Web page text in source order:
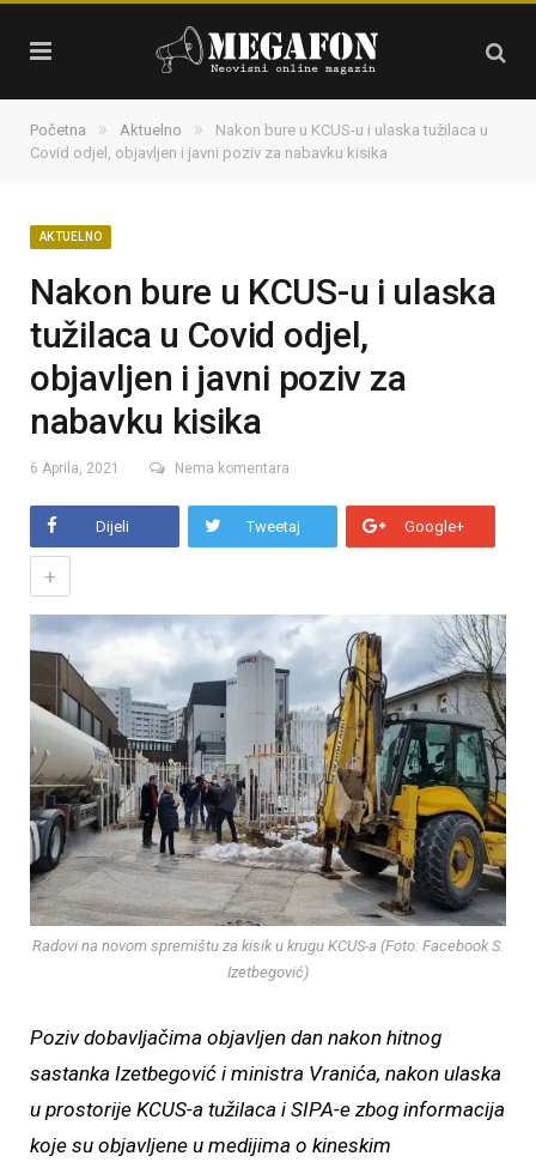
Početna » Aktuelno »
Nakon bure u KCUS-u i ulaska tužilaca u
Covid odjel, objavljen i javni poziv za nabavku kisika
AKTUELNO
Nakon bure u KCUS-u i ulaska
tužilaca u Covid odjel,
objavljen i javni poziv za
nabavku kisika
6 Aprila, 2021 Nema komentara
Dijeli Tweetaj Google+
+
Radovi na novom spremištu za kisik u krugu KCUS-a (Foto: Facebook S.
Izetbegović)
Poziv dobavljačima objavljen dan nakon hitnog
sastanka Izetbegović i ministra Vranića, nakon ulaska
u prostorije KCUS-a tužilaca i SIPA-e zbog informacija
koje su objavljene u medijima o kineskim